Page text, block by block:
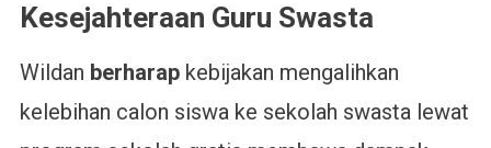
Kesejahteraan Guru Swasta
Wildan berharapkebijakan mengalihkan
kelebihan calon siswa ke sekolah swasta lewat